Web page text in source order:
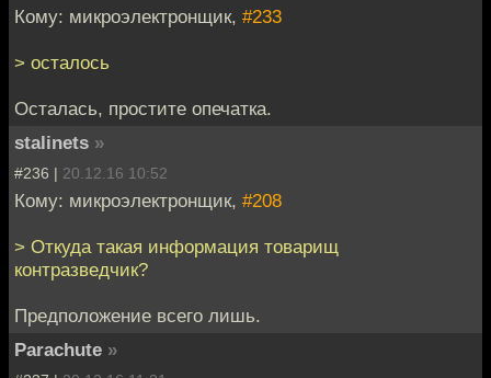
Кому: микроэлектронщик, #233
> осталось
Осталась, простите опечатка.
stalinets »
#236 | 20.12.16 10:52
Кому: микроэлектронщик, #208
> Откуда такая информация товарищ
контразведчик?
Предположение всего лишь.
Parachute »